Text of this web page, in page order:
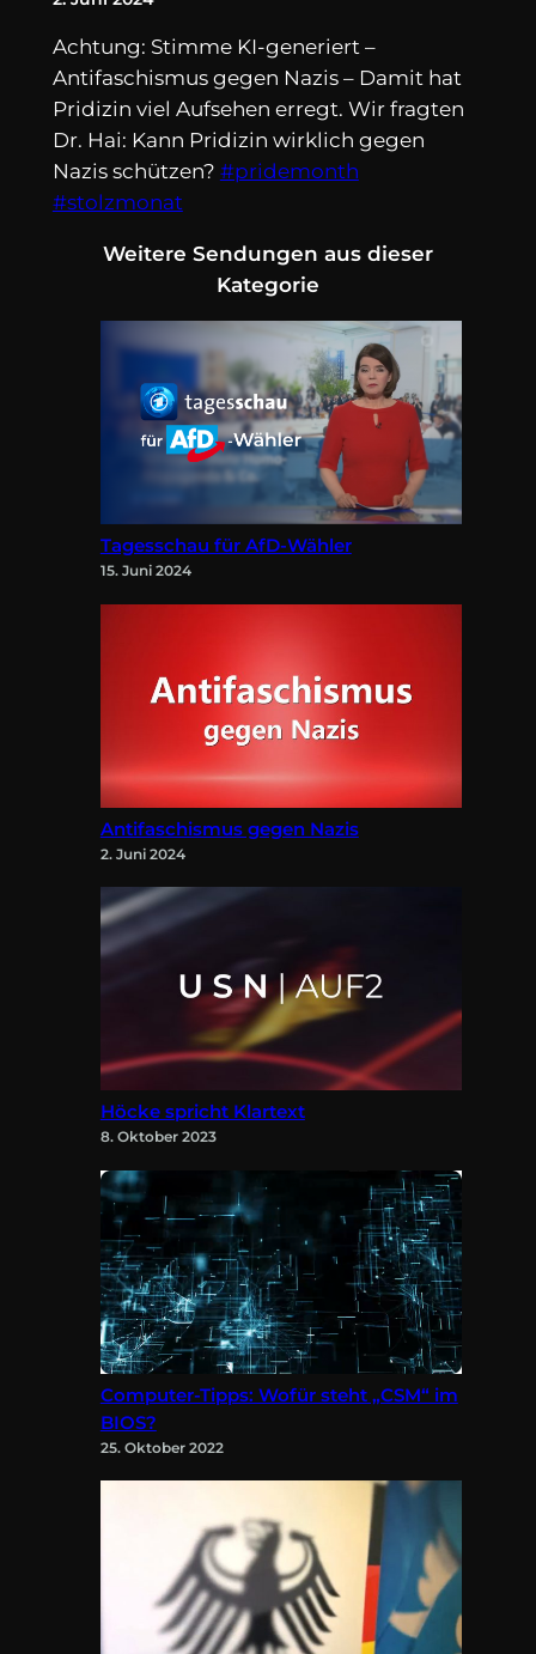
Achtung: Stimme KI-generiert –
Antifaschismus gegen Nazis – Damit hat
Pridizin viel Aufsehen erregt. Wir fragten
Dr. Hai: Kann Pridizin wirklich gegen
Nazis schützen? #pridemonth
#stolzmonat
Weitere Sendungen aus dieser
Kategorie
Tagesschau für AfD-Wähler
15. Juni 2024
Antifaschismus gegen Nazis
2. Juni 2024
Höcke spricht Klartext
8. Oktober 2023
Computer-Tipps: Wofür steht „CSM“ im
BIOS?
25. Oktober 2022